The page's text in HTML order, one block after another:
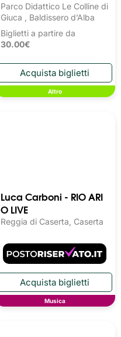
Parco Didattico Le Colline di
Giuca , Baldissero d’Alba
Biglietti a partire da
30.00€
Altro
Luca Carboni - RIO ARI
O LIVE
Reggia di Caserta, Caserta
Musica